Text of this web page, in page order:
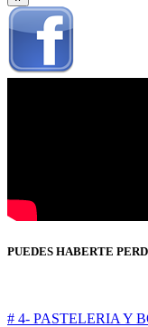
PUEDES HABERTE
# 4- PASTELERIA Y